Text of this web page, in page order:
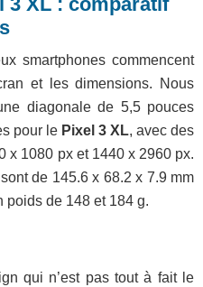
smartphones commencent
et les dimensions. Nous
diagonale de 5,5 pouces
pour le Pixel 3 XL, avec des
x 1080 px et 1440 x 2960 px.
de 145.6 x 68.2 x 7.9 mm
poids de 148 et 184 g.
qui n’est pas tout à fait le